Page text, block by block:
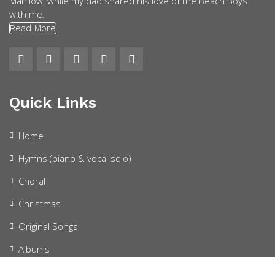
with me.
Read More
Quick Links
Home
Hymns (piano & vocal solo)
Choral
Christmas
Original Songs
Albums